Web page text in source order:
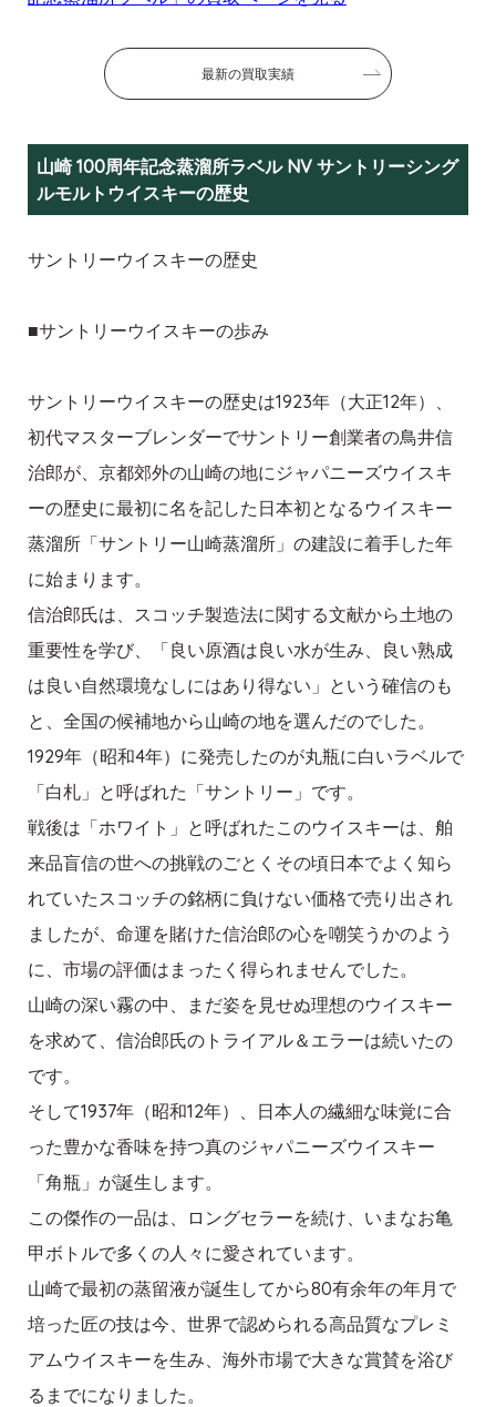
最新の買取実績
山崎 100周年記念蒸溜所ラベル NV サントリーシング
ルモルトウイスキーの歴史
サントリーウイスキーの歴史
■サントリーウイスキーの歩み
サントリーウイスキーの歴史は1923年（大正12年）、
初代マスターブレンダーでサントリー創業者の鳥井信
治郎が、京都郊外の山崎の地にジャパニーズウイスキ
ーの歴史に最初に名を記した日本初となるウイスキー
蒸溜所「サントリー山崎蒸溜所」の建設に着手した年
に始まります。
信治郎氏は、スコッチ製造法に関する文献から土地の
重要性を学び、「良い原酒は良い水が生み、良い熟成
は良い自然環境なしにはあり得ない」という確信のも
と、全国の候補地から山崎の地を選んだのでした。
1929年（昭和4年）に発売したのが丸瓶に白いラベルで
「白札」と呼ばれた「サントリー」です。
戦後は「ホワイト」と呼ばれたこのウイスキーは、舶
来品盲信の世への挑戦のごとくその頃日本でよく知ら
れていたスコッチの銘柄に負けない価格で売り出され
ましたが、命運を賭けた信治郎の心を嘲笑うかのよう
に、市場の評価はまったく得られませんでした。
山崎の深い霧の中、まだ姿を見せぬ理想のウイスキー
を求めて、信治郎氏のトライアル＆エラーは続いたの
です。
そして1937年（昭和12年）、日本人の繊細な味覚に合
った豊かな香味を持つ真のジャパニーズウイスキー
「角瓶」が誕生します。
この傑作の一品は、ロングセラーを続け、いまなお亀
甲ボトルで多くの人々に愛されています。
山崎で最初の蒸留液が誕生してから80有余年の年月で
培った匠の技は今、世界で認められる高品質なプレミ
アムウイスキーを生み、海外市場で大きな賞賛を浴び
るまでになりました。